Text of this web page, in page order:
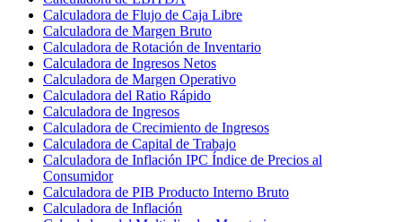
Calculadora de Flujo de Caja Libre
Calculadora de Margen Bruto
Calculadora de Rotación de Inventario
Calculadora de Ingresos Netos
Calculadora de Margen Operativo
Calculadora del Ratio Rápido
Calculadora de Ingresos
Calculadora de Crecimiento de Ingresos
Calculadora de Capital de Trabajo
Calculadora de Inflación IPC Índice de Precios al
Consumidor
Calculadora de PIB Producto Interno Bruto
Calculadora de Inflación